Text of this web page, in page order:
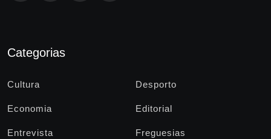
Categorias
Cultura Desporto
Economia Editorial
Entrevista Freguesias